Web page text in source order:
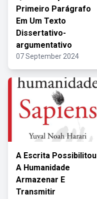
Primeiro Parágrafo
Em Um Texto
Dissertativo-
argumentativo
07 September 2024
A Escrita Possibilitou
A Humanidade
Armazenar E
Transmitir